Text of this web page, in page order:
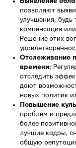
позволяют
улучшения, будь
компенсация
Решение этих
Отслеживание
времени:
отследить
дают
новых политик
Повышение
проблем и
более
лучшие кадры,
общую